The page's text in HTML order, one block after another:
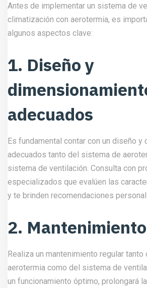
Antes de implementar un sistema de
climatización con aerotermia, es
algunos aspectos clave:
1. Diseño y
adecuados
Es fundamental contar con un diseño y
adecuados tanto del sistema de
sistema de ventilación. Consulta con
especializados que evalúen las
y te brinden recomendaciones
2.
Realiza un mantenimiento regular
aerotermia como del sistema de
un funcionamiento óptimo, prolongará